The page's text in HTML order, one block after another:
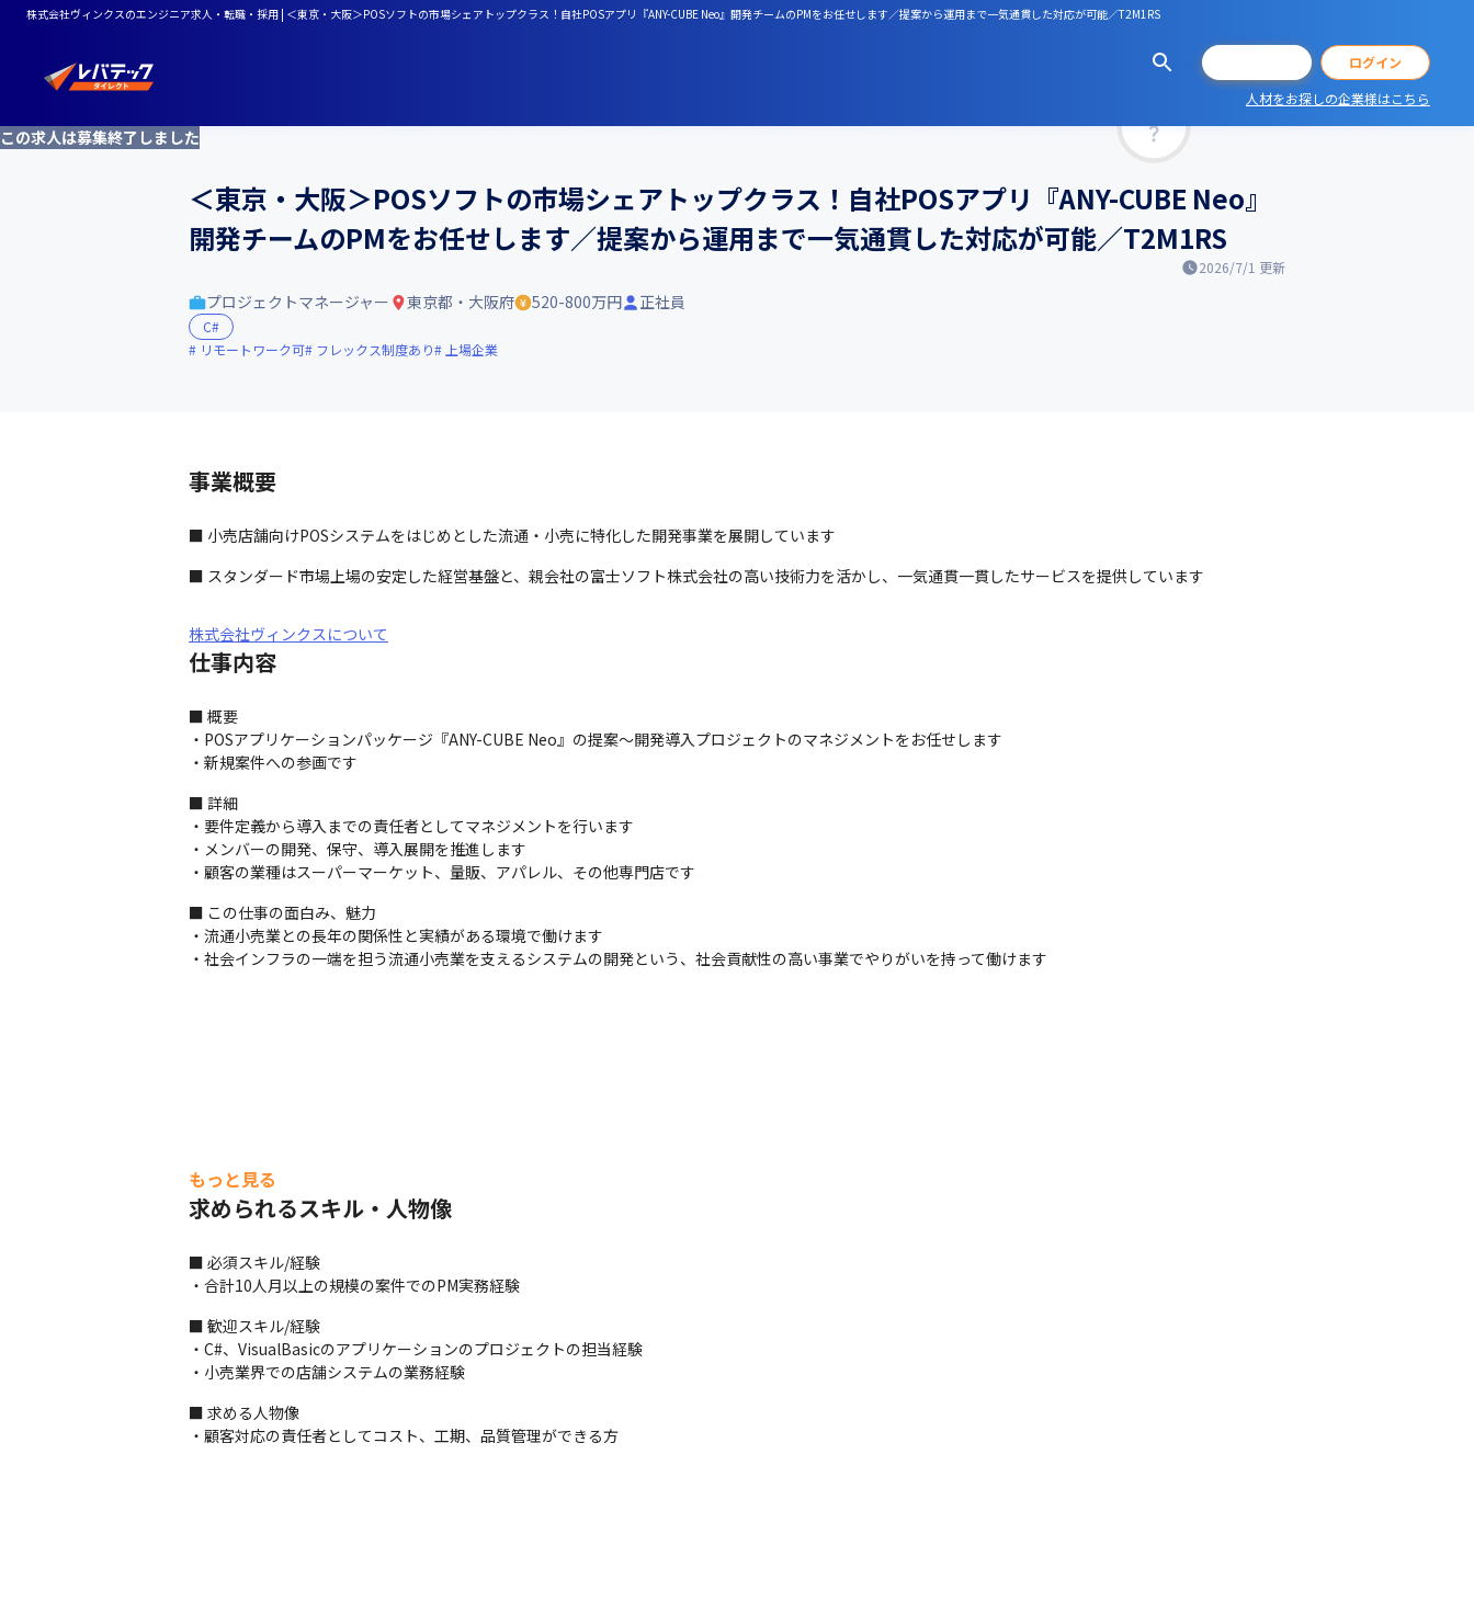
株式会社ヴィンクスのエンジニア求人・転職・採用 | ＜東京・大阪＞POSソフトの市場シェアトップクラス！自社POSアプリ『ANY-CUBE Neo』開発チームのPMをお任せします／提案から運用まで一気通貫した対応が可能／T2M1RS
ログイン
人材をお探しの企業様はこちら
この求人は募集終了しました
＜東京・大阪＞POSソフトの市場シェアトップクラス！自社POSアプリ『ANY-CUBE Neo』
開発チームのPMをお任せします／提案から運用まで一気通貫した対応が可能／T2M1RS
2026/7/1 更新
プロジェクトマネージャー 東京都・大阪府 520-800万円 正社員
C#
リモートワーク可
フレックス制度あり 上場企業
事業概要
■ 小売店舗向けPOSシステムをはじめとした流通・小売に特化した開発事業を展開しています
■ スタンダード市場上場の安定した経営基盤と、親会社の富士ソフト株式会社の高い技術力を活かし、一気通貫一貫したサービスを提供しています
株式会社ヴィンクスについて
仕事内容
■ 概要
・POSアプリケーションパッケージ『ANY-CUBE Neo』の提案～開発導入プロジェクトのマネジメントをお任せします
・新規案件への参画です
■ 詳細
・要件定義から導入までの責任者としてマネジメントを行います
・メンバーの開発、保守、導入展開を推進します
・顧客の業種はスーパーマーケット、量販、アパレル、その他専門店です
■ この仕事の面白み、魅力
・流通小売業との長年の関係性と実績がある環境で働けます
・社会インフラの一端を担う流通小売業を支えるシステムの開発という、社会貢献性の高い事業でやりがいを持って働けます
もっと見る
求められるスキル・人物像
■ 必須スキル/経験
・合計10人月以上の規模の案件でのPM実務経験
■ 歓迎スキル/経験
・C#、VisualBasicのアプリケーションのプロジェクトの担当経験
・小売業界での店舗システムの業務経験
■ 求める人物像
・顧客対応の責任者としてコスト、工期、品質管理ができる方